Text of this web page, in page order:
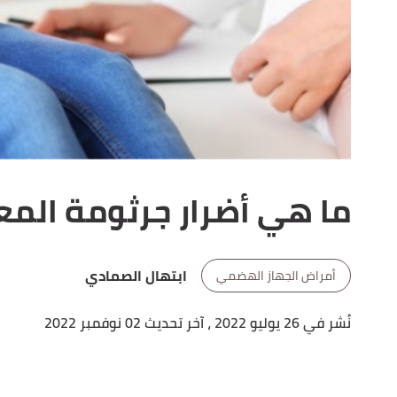
ما هي أضرار جرثومة
أمراض الجهاز الهضمي
ابتهال الصمادي
نُشر في 26 يوليو 2022
، آخر تحديث 02 نوفمبر 2022